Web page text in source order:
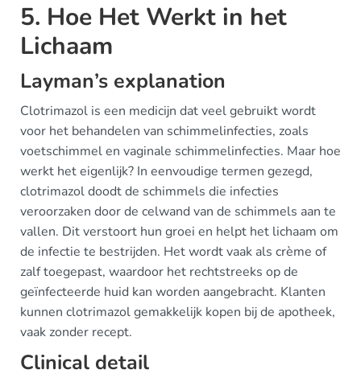
5. Hoe Het Werkt in het
Lichaam
Layman’s explanation
Clotrimazol is een medicijn dat veel gebruikt wordt
voor het behandelen van schimmelinfecties, zoals
voetschimmel en vaginale schimmelinfecties. Maar hoe
werkt het eigenlijk? In eenvoudige termen gezegd,
clotrimazol doodt de schimmels die infecties
veroorzaken door de celwand van de schimmels aan te
vallen. Dit verstoort hun groei en helpt het lichaam om
de infectie te bestrijden. Het wordt vaak als crème of
zalf toegepast, waardoor het rechtstreeks op de
geïnfecteerde huid kan worden aangebracht. Klanten
kunnen clotrimazol gemakkelijk kopen bij de apotheek,
vaak zonder recept.
Clinical detail